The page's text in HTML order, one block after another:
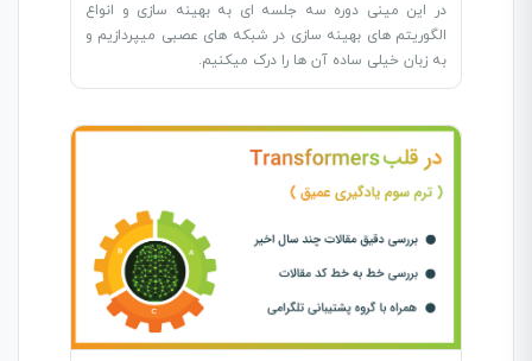
در این مینی دوره سه جلسه ای به بهینه سازی و انواع
الگوریتم های بهینه سازی در شبکه های عصبی میپردازیم و
به زبان خیلی ساده آن ها را درک میکنیم.